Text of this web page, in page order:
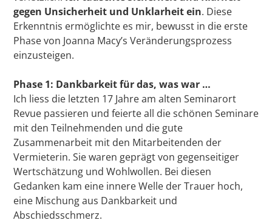
gegen Unsicherheit und Unklarheit ein. Diese
Erkenntnis ermöglichte es mir, bewusst in die erste
Phase von Joanna Macy’s Veränderungsprozess
einzusteigen.
Phase 1: Dankbarkeit für das, was war …
Ich liess die letzten 17 Jahre am alten Seminarort
Revue passieren und feierte all die schönen Seminare
mit den Teilnehmenden und die gute
Zusammenarbeit mit den Mitarbeitenden der
Vermieterin. Sie waren geprägt von gegenseitiger
Wertschätzung und Wohlwollen. Bei diesen
Gedanken kam eine innere Welle der Trauer hoch,
eine Mischung aus Dankbarkeit und
Abschiedsschmerz.